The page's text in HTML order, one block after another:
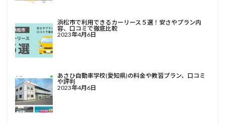
浜松市で利用できるカーリース５選！安さやプラン内
容、口コミで徹底比較
2023年4月6日
あさひ自動車学校(愛知県)の料金や教習プラン、口コミ
や評判
2023年4月6日